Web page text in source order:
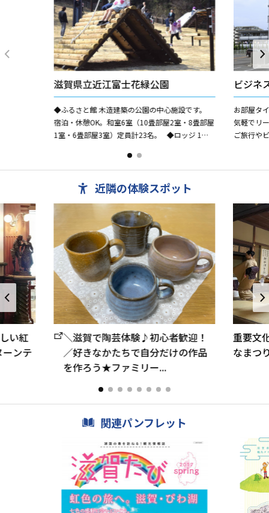
滋賀県立近江富士花緑公園
◆ふるさと館 木造建築の公園の中心施設です。
宿泊・休憩OK。和室6室（10畳部屋2室・8畳部屋
1室・6畳部屋3室）定員計23名。 ◆ロッジ 1棟
ビジネ
お部屋タ
気軽でリ
ご旅行や
近隣の体験スポット
い紅
ンテ
＼滋賀で陶芸体験♪初心者歓迎！
／好きなかたちで自分だけの作品
を作ろう★ファミリー...
重要文
なまつ
関連パンフレット